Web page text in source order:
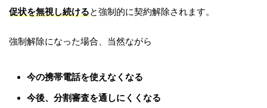
促状を無視し続けると強制的に契約解除されます。
強制解除になった場合、当然ながら
今の携帯電話を使えなくなる
今後、分割審査を通しにくくなる